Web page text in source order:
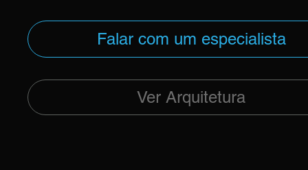
Falar com um especialista
Ver Arquitetura